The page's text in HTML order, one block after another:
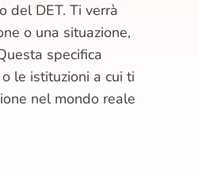
del DET. Ti verrà
o una situazione,
specifica
le istituzioni a cui ti
nel mondo reale